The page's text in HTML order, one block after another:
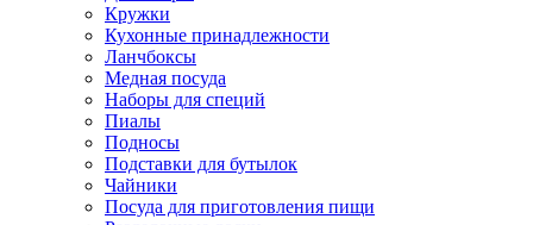
Кружки
Кухонные принадлежности
Ланчбоксы
Медная посуда
Наборы для специй
Пиалы
Подносы
Подставки для бутылок
Чайники
Посуда для приготовления пищи